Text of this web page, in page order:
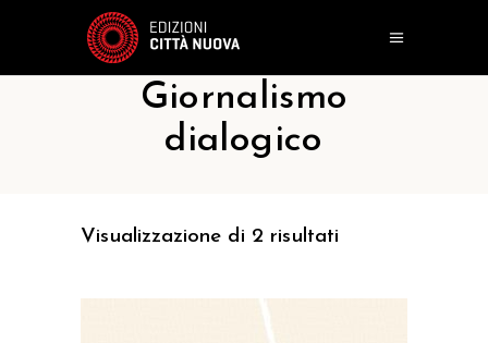
Giornalismo
dialogico
Visualizzazione di 2 risultati